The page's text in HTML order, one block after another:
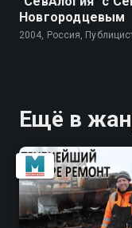
Новгородцевым
2004, Россия,
Ещё в